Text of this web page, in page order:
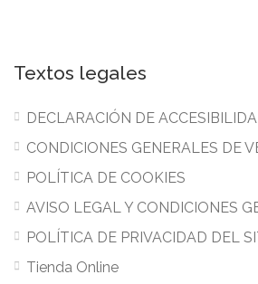
Textos legales
DECLARACIÓN DE
CONDICIONES GENERALES DE
POLÍTICA DE COOKIES
AVISO LEGAL Y CONDICIONES
POLÍTICA DE PRIVACIDAD DEL
Tienda Online